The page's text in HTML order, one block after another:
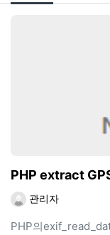
PHP extract
등록자관리자
PHP의